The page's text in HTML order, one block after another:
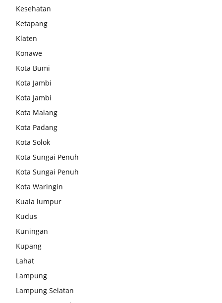
Kesehatan
Ketapang
Klaten
Konawe
Kota Bumi
Kota Jambi
Kota Jambi
Kota Malang
Kota Padang
Kota Solok
Kota Sungai Penuh
Kota Sungai Penuh
Kota Waringin
Kuala lumpur
Kudus
Kuningan
Kupang
Lahat
Lampung
Lampung Selatan